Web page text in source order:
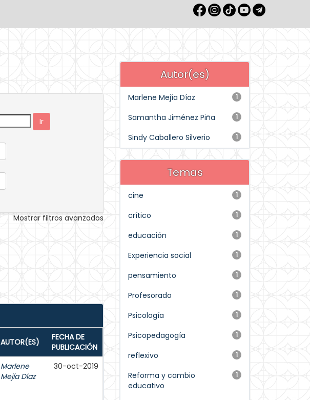
Mostrar filtros avanzados
AUTOR(ES)
FECHA DE
PUBLICACIÓN
Marlene
Mejía Díaz
30-oct-2019
Autor(es)
1
Marlene Mejía Díaz
1
Samantha Jiménez Piña
1
Sindy Caballero Silverio
Temas
1
cine
1
crítico
1
educación
1
Experiencia social
1
pensamiento
1
Profesorado
1
Psicología
1
Psicopedagogía
1
reflexivo
1
Reforma y cambio
educativo